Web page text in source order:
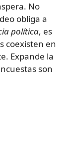
No
obliga a
política, es
coexisten en
Expande la
son